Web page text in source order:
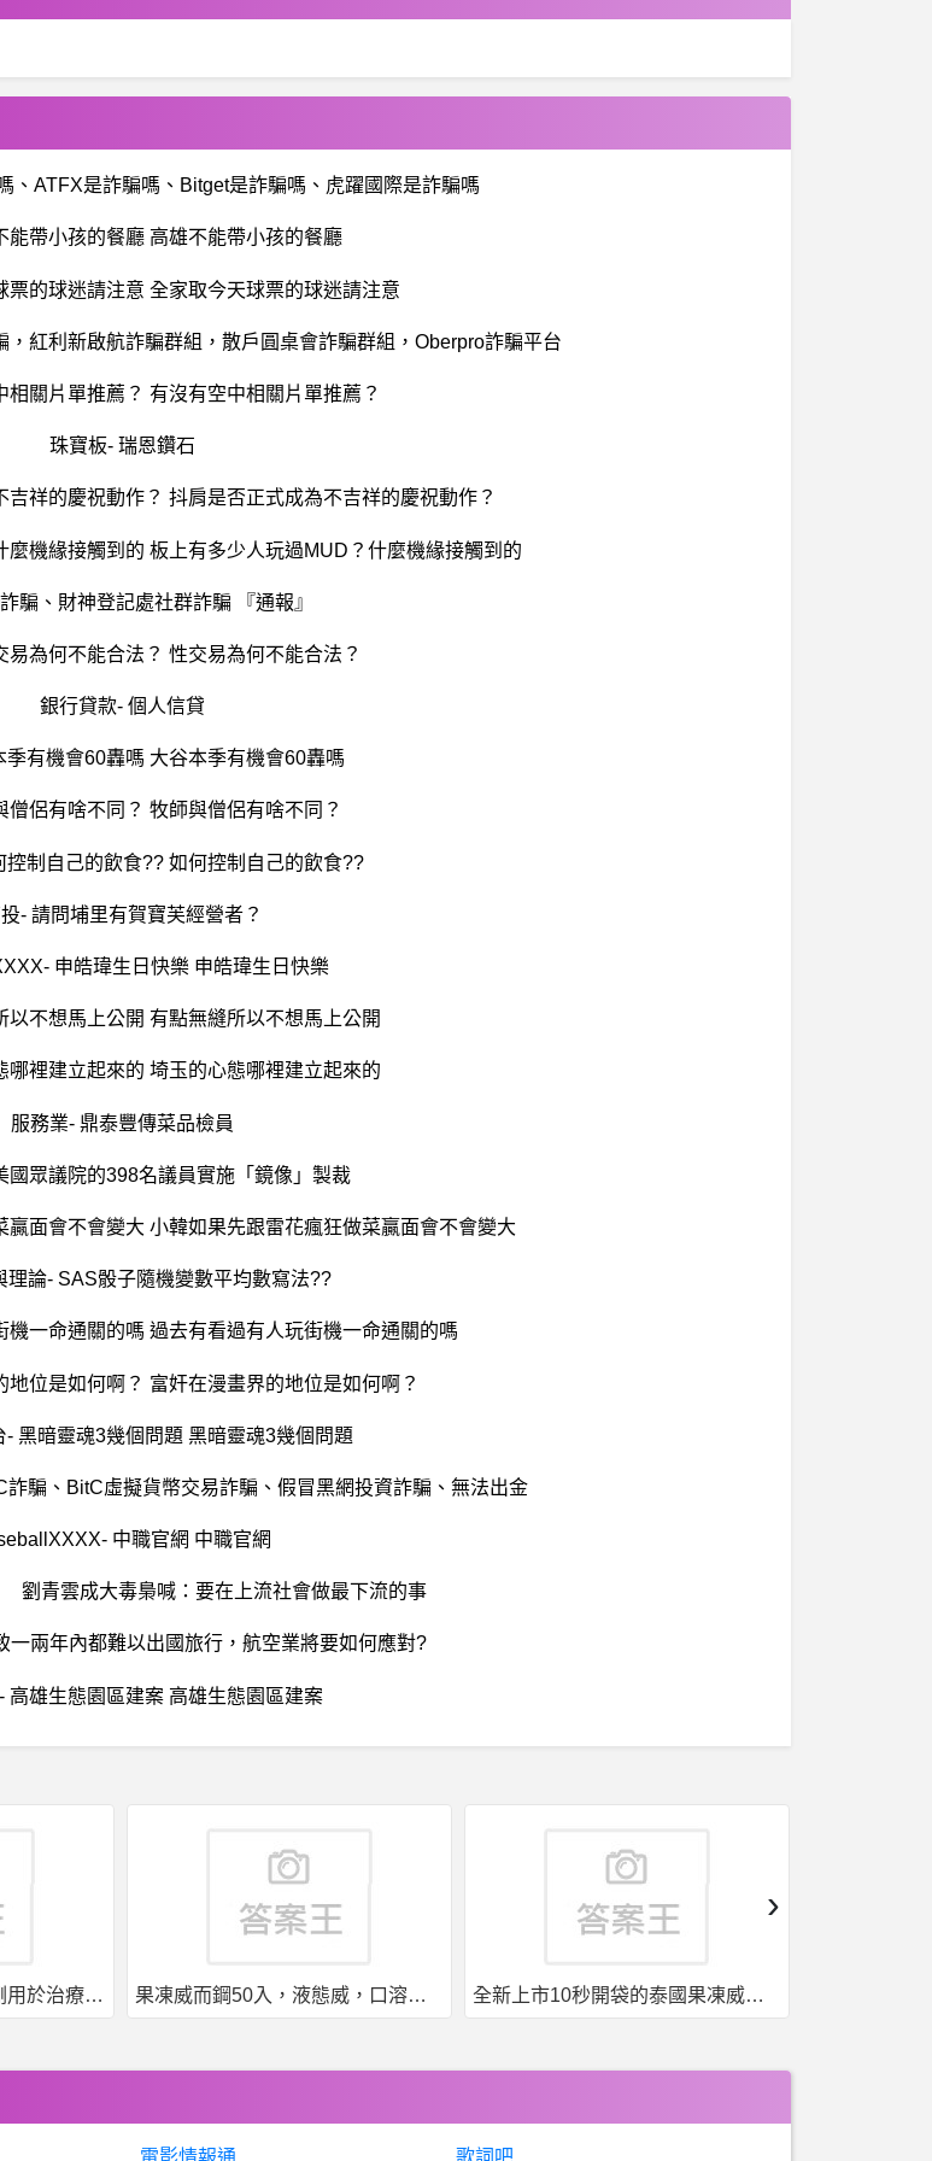
、ATFX是詐騙嗎、Bitget是詐騙嗎、虎躍國際是詐騙嗎
能帶小孩的餐廳 高雄不能帶小孩的餐廳
票的球迷請注意 全家取今天球票的球迷請注意
紅利新啟航詐騙群組，散戶圓桌會詐騙群組，Oberpro詐騙平台
相關片單推薦？ 有沒有空中相關片單推薦？
珠寶板- 瑞恩鑽石
祥的慶祝動作？ 抖肩是否正式成為不吉祥的慶祝動作？
機緣接觸到的 板上有多少人玩過MUD？什麼機緣接觸到的
騙、財神登記處社群詐騙 『通報』
易為何不能合法？ 性交易為何不能合法？
銀行貸款- 個人信貸
季有機會60轟嗎 大谷本季有機會60轟嗎
僧侶有啥不同？ 牧師與僧侶有啥不同？
控制自己的飲食?? 如何控制自己的飲食??
- 請問埔里有賀寶芙經營者？
申皓瑋生日快樂 申皓瑋生日快樂
以不想馬上公開 有點無縫所以不想馬上公開
哪裡建立起來的 埼玉的心態哪裡建立起來的
服務業- 鼎泰豐傳菜品檢員
國眾議院的398名議員實施「鏡像」製裁
面會不會變大 小韓如果先跟雷花瘋狂做菜贏面會不會變大
理論- SAS骰子隨機變數平均數寫法??
機一命通關的嗎 過去有看過有人玩街機一命通關的嗎
地位是如何啊？ 富奸在漫畫界的地位是如何啊？
- 黑暗靈魂3幾個問題 黑暗靈魂3幾個問題
騙、BitC虛擬貨幣交易詐騙、假冒黑網投資詐騙、無法出金
中職官網 中職官網
劉青雲成大毒梟喊：要在上流社會做最下流的事
一兩年內都難以出國旅行，航空業將要如何應對?
高雄生態園區建案 高雄生態園區建案
果凍威而鋼50入，液態威，口溶速效 全新上市10秒開袋的泰國果凍威而鋼強勢來襲 台灣現貨，泰國果凍. 一盒7包7種口味
›
電影情報通 歌詞吧